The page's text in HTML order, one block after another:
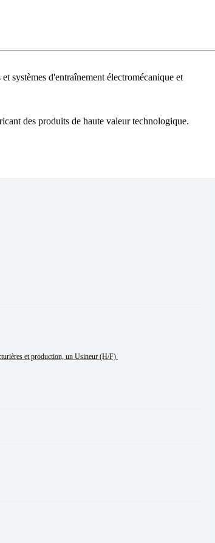
systèmes d'entraînement électromécanique et
des produits de haute valeur technologique.
et production, un Usineur (H/F)